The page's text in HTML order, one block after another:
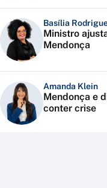
Basília
Ministro
Mendonça
Amanda Klein
Mendonça e
conter crise